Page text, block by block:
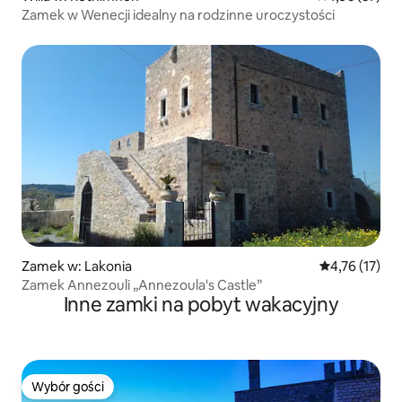
Zamek w Wenecji idealny na rodzinne uroczystości
Zamek w: Lakonia Średnia
4,76 (17)
Zamek Annezouli „Annezoula's Castle”
Inne zamki na pobyt wakacyjny
Wybór gości
Wybór gości